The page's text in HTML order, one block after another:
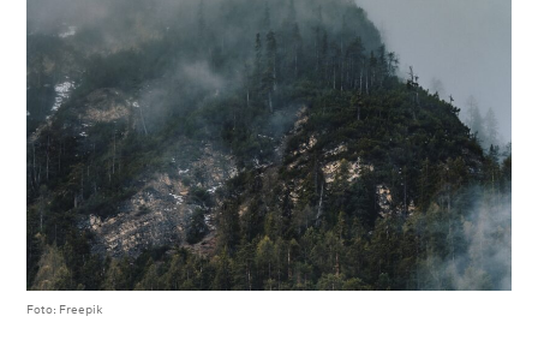
Foto: Freepik